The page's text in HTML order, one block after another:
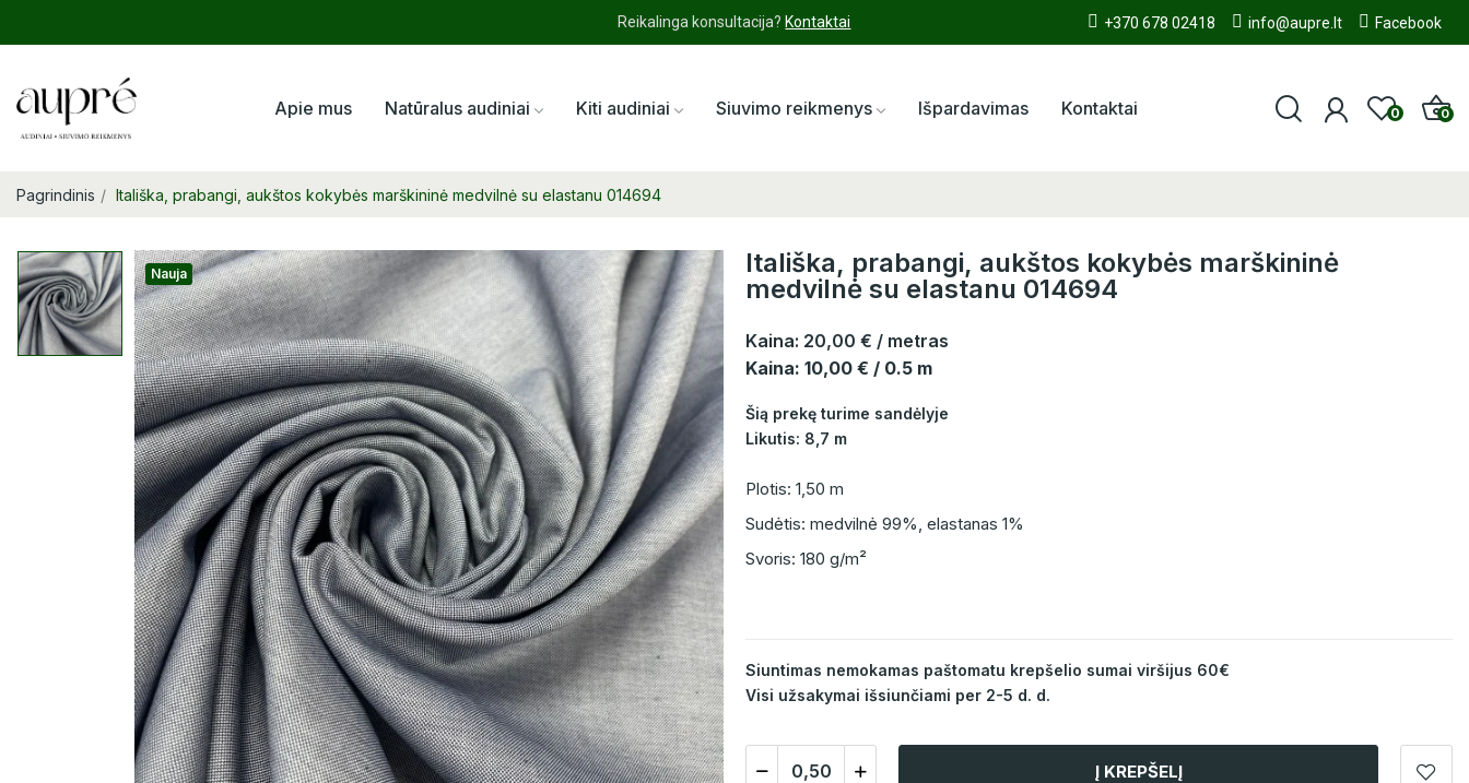
Reikalinga konsultacija? Kontaktai +370 678 02418 info@aupre.lt Facebook
Apie mus Natūralus audiniai Kiti audiniai Siuvimo reikmenys Išpardavimas Kontaktai 0 0
Pagrindinis Itališka, prabangi, aukštos kokybės marškininė medvilnė su elastanu 014694
Nauja
Itališka, prabangi, aukštos kokybės marškininė
medvilnė su elastanu 014694
Kaina: 20,00 € / metras
Kaina: 10,00 € / 0.5 m
Šią prekę turime sandėlyje
Likutis: 8,7 m
Plotis: 1,50 m
Sudėtis: medvilnė 99%, elastanas 1%
Svoris: 180 g/m²
Siuntimas nemokamas paštomatu krepšelio sumai viršijus 60€
Visi užsakymai išsiunčiami per 2-5 d. d.
Į KREPŠELĮ